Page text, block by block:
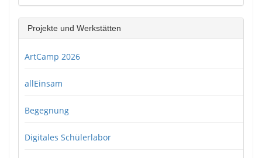
Projekte und Werkstätten
ArtCamp 2026
allEinsam
Begegnung
Digitales Schülerlabor